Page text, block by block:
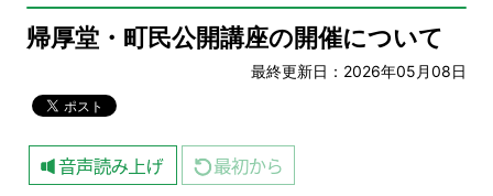
帰厚堂・町民公開講座の開催について
最終更新日：2026年05月08日